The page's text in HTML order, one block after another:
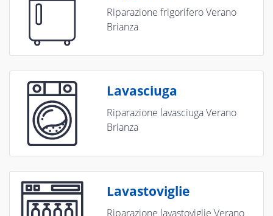
Riparazione frigorifero Verano
Brianza
Lavasciuga
Riparazione lavasciuga Verano
Brianza
Lavastoviglie
Riparazione lavastoviglie Verano